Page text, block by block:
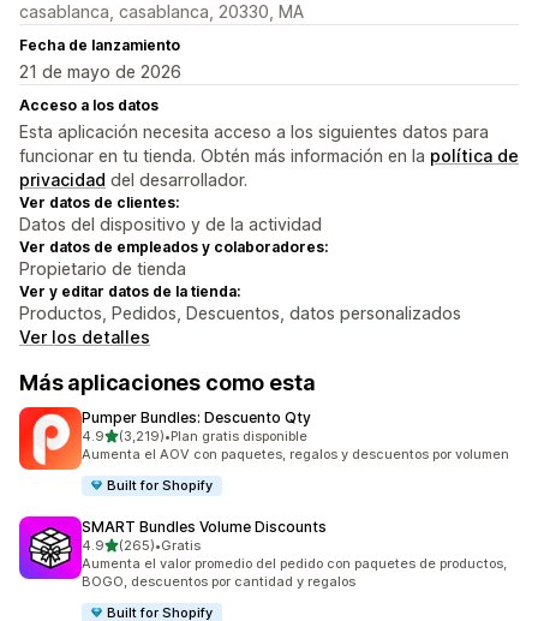
casablanca, casablanca, 20330, MA
Fecha de lanzamiento
21 de mayo de 2026
Acceso a los datos
Esta aplicación necesita acceso a los siguientes datos para
funcionar en tu tienda. Obtén más información en la política de
privacidad del desarrollador.
Ver datos de clientes:
Datos del dispositivo y de la actividad
Ver datos de empleados y colaboradores:
Propietario de tienda
Ver y editar datos de la tienda:
Productos, Pedidos, Descuentos, datos personalizados
Ver los detalles
Más aplicaciones como esta
Pumper Bundles: Descuento Qty
4.9de 5 estrellas
(3,219)
3219 reseñas en total
•Plan gratis disponible
Aumenta el AOV con paquetes, regalos y descuentos por volumen
Built for Shopify
SMART Bundles Volume Discounts
4.9de 5 estrellas
(265)
265 reseñas en total
•Gratis
Aumenta el valor promedio del pedido con paquetes de productos,
BOGO, descuentos por cantidad y regalos
Built for Shopify